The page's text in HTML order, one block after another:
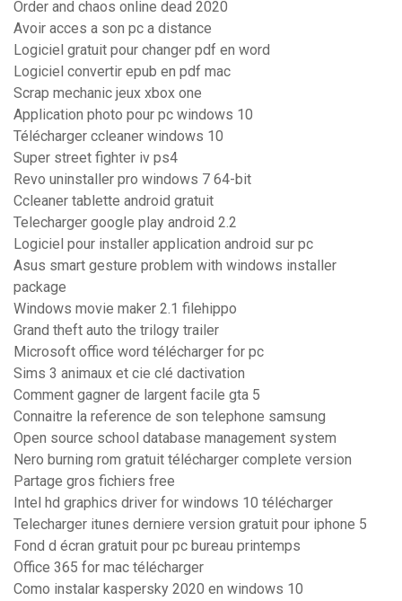
Order and chaos online dead 2020
Avoir acces a son pc a distance
Logiciel gratuit pour changer pdf en word
Logiciel convertir epub en pdf mac
Scrap mechanic jeux xbox one
Application photo pour pc windows 10
Télécharger ccleaner windows 10
Super street fighter iv ps4
Revo uninstaller pro windows 7 64-bit
Ccleaner tablette android gratuit
Telecharger google play android 2.2
Logiciel pour installer application android sur pc
Asus smart gesture problem with windows installer
package
Windows movie maker 2.1 filehippo
Grand theft auto the trilogy trailer
Microsoft office word télécharger for pc
Sims 3 animaux et cie clé dactivation
Comment gagner de largent facile gta 5
Connaitre la reference de son telephone samsung
Open source school database management system
Nero burning rom gratuit télécharger complete version
Partage gros fichiers free
Intel hd graphics driver for windows 10 télécharger
Telecharger itunes derniere version gratuit pour iphone 5
Fond d écran gratuit pour pc bureau printemps
Office 365 for mac télécharger
Como instalar kaspersky 2020 en windows 10